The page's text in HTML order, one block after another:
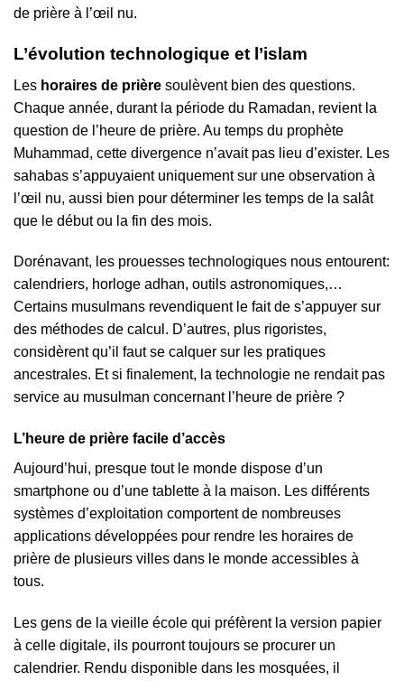
de prière à l’œil nu.
L’évolution technologique et l’islam
Les horaires de prière soulèvent bien des questions.
Chaque année, durant la période du Ramadan, revient la
question de l’heure de prière. Au temps du prophète
Muhammad, cette divergence n’avait pas lieu d’exister. Les
sahabas s’appuyaient uniquement sur une observation à
l’œil nu, aussi bien pour déterminer les temps de la salât
que le début ou la fin des mois.
Dorénavant, les prouesses technologiques nous entourent:
calendriers, horloge adhan, outils astronomiques,…
Certains musulmans revendiquent le fait de s’appuyer sur
des méthodes de calcul. D’autres, plus rigoristes,
considèrent qu’il faut se calquer sur les pratiques
ancestrales. Et si finalement, la technologie ne rendait pas
service au musulman concernant l’heure de prière ?
L’heure de prière facile d’accès
Aujourd’hui, presque tout le monde dispose d’un
smartphone ou d’une tablette à la maison. Les différents
systèmes d’exploitation comportent de nombreuses
applications développées pour rendre les horaires de
prière de plusieurs villes dans le monde accessibles à
tous.
Les gens de la vieille école qui préfèrent la version papier
à celle digitale, ils pourront toujours se procurer un
calendrier. Rendu disponible dans les mosquées, il